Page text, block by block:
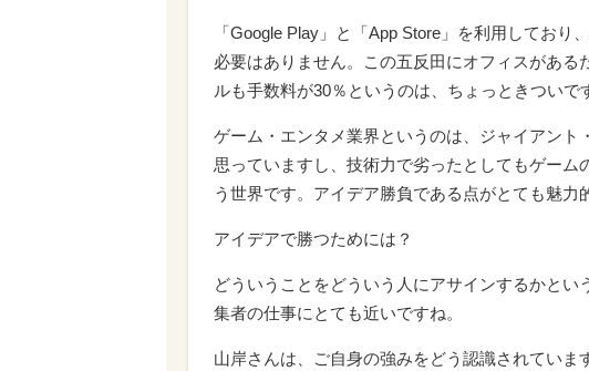
「Google Play」と「App Store」を利用しており
必要はありません。この五反田にオフィスがあ
ルも手数料が30％というのは、ちょっときついで
ゲーム・エンタメ業界というのは、ジャイアント
思っていますし、技術力で劣ったとしてもゲー
う世界です。アイデア勝負である点がとても魅力
アイデアで勝つためには？
どういうことをどういう人にアサインするかと
集者の仕事にとても近いですね。
山岸さんは、ご自身の強みをどう認識されていま